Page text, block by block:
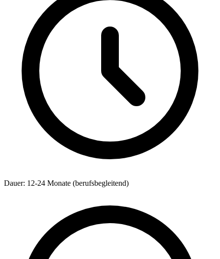
Dauer: 12-24 Monate (berufsbegleitend)